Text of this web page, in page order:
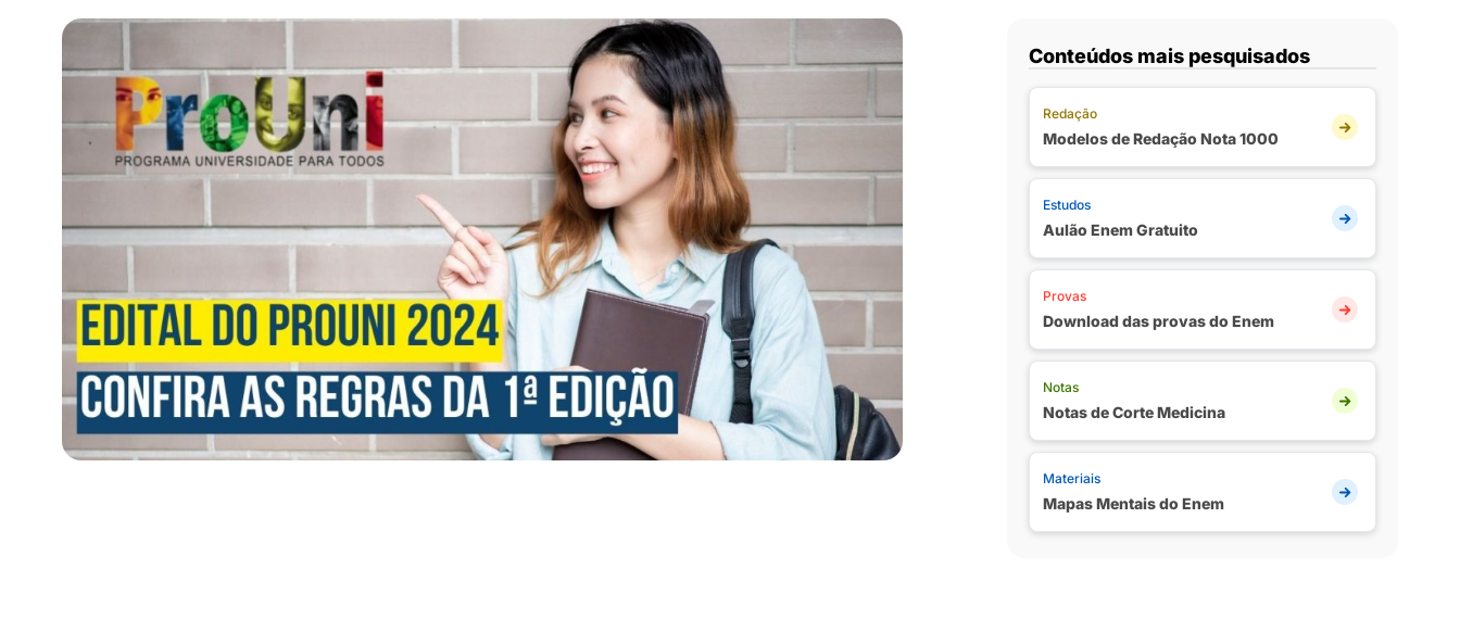
Conteúdos mais pesquisados
Redação
Modelos de Redação Nota 1000
Estudos
Aulão Enem Gratuito
Provas
Download das provas do Enem
Notas
Notas de Corte Medicina
Materiais
Mapas Mentais do Enem